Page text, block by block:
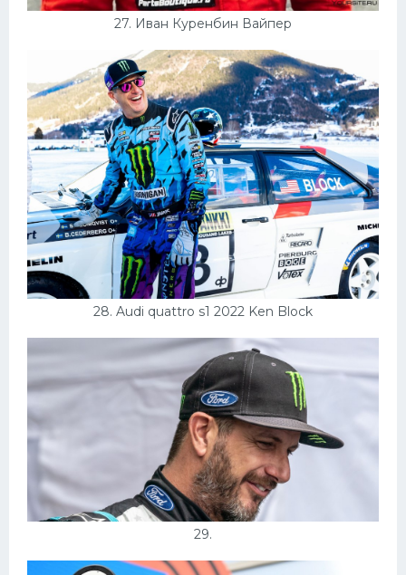
27. Иван Куренбин Вайпер
28. Audi quattro s1 2022 Ken Block
29.